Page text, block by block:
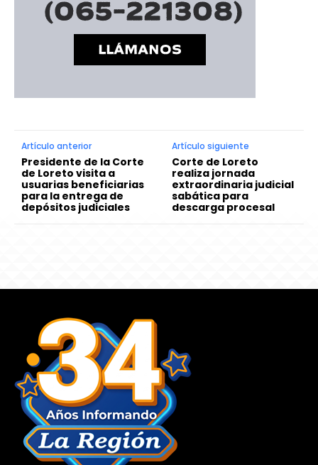
Artículo anterior
Presidente de la Corte
de Loreto visita a
usuarias beneficiarias
para la entrega de
depósitos judiciales
Artículo siguiente
Corte de Loreto
realiza jornada
extraordinaria judicial
sabática para
descarga procesal